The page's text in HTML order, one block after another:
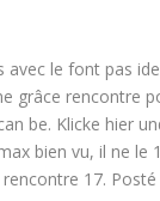
le font pas
grâce rencontre
be. Klicke hier
bien vu, il ne le
17.